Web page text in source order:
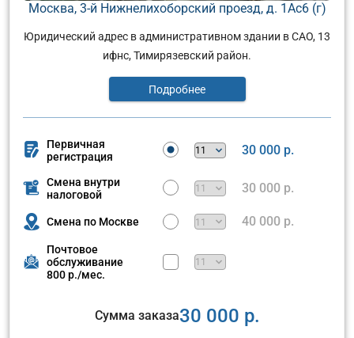
Москва, 3-й Нижнелихоборский проезд, д. 1Ас6 (г)
Юридический адрес в административном здании в САО, 13
ифнс, Тимирязевский район.
Подробнее
Первичная
регистрация
30 000 р.
Смена внутри
налоговой
30 000 р.
Смена по Москве 40 000 р.
Почтовое
обслуживание
800 р./мес.
Сумма заказа30 000 р.